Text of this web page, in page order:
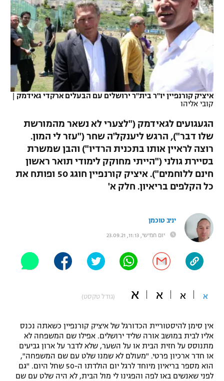
VOD
רץ ברשת
תוצאות
לוח שידורים
ברחבה
"מחצית בשכונה" – פודקאסט
משתתפים וזוכים בפרסים
תקנון משתתפים וזוכים בפרסים
תקנון עבור פעילות אלקטרה
תקנון עבור פעילות ספורט 1 – "מרלן"
גיימינג E-Sports
תנאי שימוש
נבחרת ישראל
מכבי חיפה
בית"ר ירושלים
מכבי תל אביב
הפועל תל אביב
הפועל חיפה
הפועל באר שבע
מכבי נתניה
ליגה ספרדית
ליגה איטלקית
ליגה צרפתית
ליגה הולנדית
ליגה טורקית
ליגה סינית
ליגה ברזילאית
ליגות נוספות
כדורסל נשים
מכבי תל אביב
הפועל חולון
הפועל ירושלים
דני אבדיה
יורוליג
יורוקאפ
טניס
כדורעף
שחייה
ג'ודו
אגרוף
ספורט אולימפי
היאבקות WWE
ספורט מוטורי
כדורמים
ספורט אתגרי ואקסטרים
איציק קורנפיין יו"ר בית"ר ירושלים עם הבעלים ארקדי גאידמק |
קובי אליהו
הגעגועים לגאידמק ("לצערי לא נשאר מהמורשת
שלו דבר"), הרגש ליענקל'ה שחר ("עזר לי המון.
רוצה לראיין אותו בתכנית הרדיו") והבן שמשרת
בסיירת גולני ("הייתי מחוקק לימודי תואר ראשון
חינם ללוחמים"). איציק קורנפיין חוגג 50 ופותח את
כל הקלפים בריאיון. חלק א'
יניב טוכמן
יום חמישי, 11:13, 23.09.21
א א א א (גודל טקסט)
אין סימן להיסטוריית הכדורגל של איציק קורנפיין כשאתה נכנס
אליו לבית במושב אורה שליד ירושלים. אפילו שם המשפחה לא
מתנוסס על חזית הבית או על השער, שלא לדבר על ארון גביעים
או חדר ארכיון פרטי. "מעולם לא שמנו שלט עם שם המשפחה",
הוא מספר בריאיון מיוחד לרגל יום הולדתו ה-50 שחל היום. "גם
לפני שאנשים באו לפה והפגינו לי מול הבית, לא היה שלט עם שם